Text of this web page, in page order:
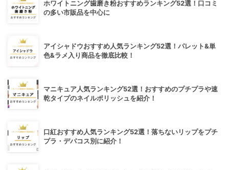
ホワイトニング歯磨き粉おすすめランキング52選！口コミ
の多い市販品を中心に
アイシャドウおすすめ人気ランキング52選！パレット&単
色&ラメ入り商品を徹底比較！
マニキュア人気ランキング52選！おすすめのプチプラや速
乾タイプのネイルポリッシュを紹介！
口紅おすすめ人気ランキング52選！落ちないリップをプチ
プラ・デパコス別に紹介！